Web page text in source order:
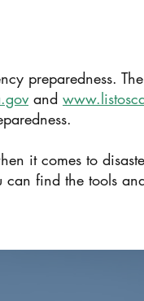
preparedness.
and
it comes to
can find the tools